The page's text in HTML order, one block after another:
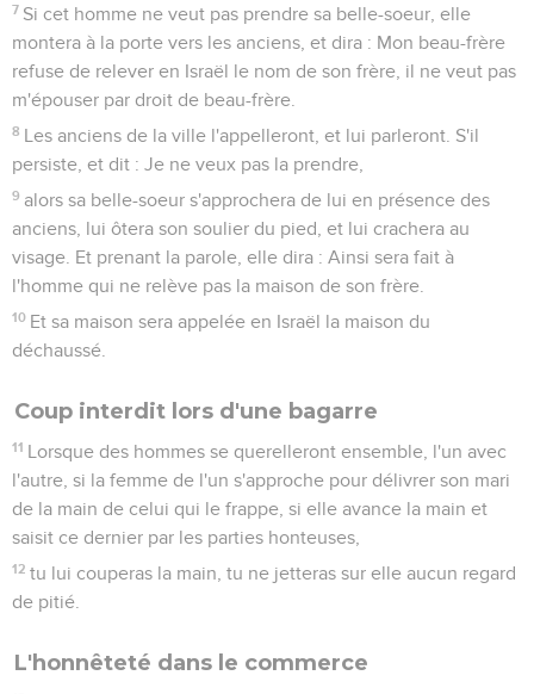
7 Si cet homme ne veut pas prendre sa belle-soeur, elle
montera à la porte vers les anciens, et dira : Mon beau-frère
refuse de relever en Israël le nom de son frère, il ne veut pas
m'épouser par droit de beau-frère.
8 Les anciens de la ville l'appelleront, et lui parleront. S'il
persiste, et dit : Je ne veux pas la prendre,
9 alors sa belle-soeur s'approchera de lui en présence des
anciens, lui ôtera son soulier du pied, et lui crachera au
visage. Et prenant la parole, elle dira : Ainsi sera fait à
l'homme qui ne relève pas la maison de son frère.
10 Et sa maison sera appelée en Israël la maison du
déchaussé.
Coup interdit lors d'une bagarre
11 Lorsque des hommes se querelleront ensemble, l'un avec
l'autre, si la femme de l'un s'approche pour délivrer son mari
de la main de celui qui le frappe, si elle avance la main et
saisit ce dernier par les parties honteuses,
12 tu lui couperas la main, tu ne jetteras sur elle aucun regard
de pitié.
L'honnêteté dans le commerce